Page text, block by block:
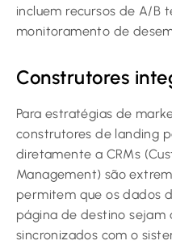
incluem recursos de A/B
monitoramento de
Construtores
Para estratégias de
construtores de landing
diretamente a CRMs
Management) são
permitem que os dados
página de destino sejam
sincronizados com o